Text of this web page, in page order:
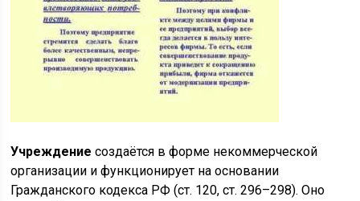
Учреждение создаётся в форме некоммерческой
организации и функционирует на основании
Гражданского кодекса РФ (ст. 120, ст. 296–298). Оно